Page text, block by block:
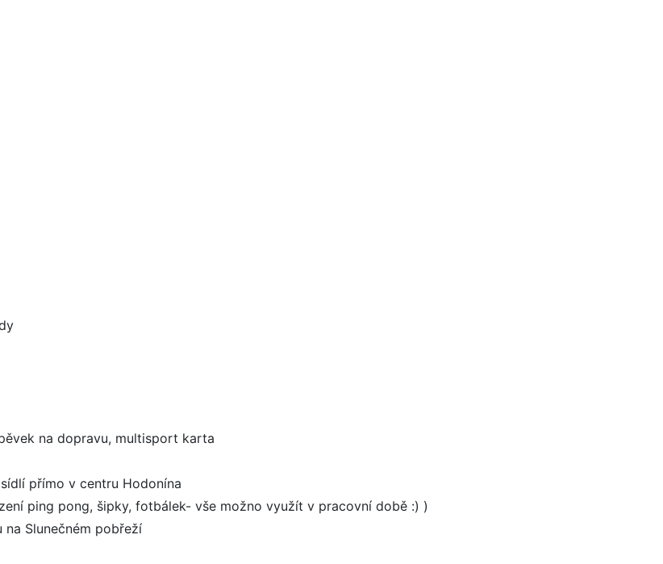
na dopravu, multisport karta
přímo v centru Hodonína
ping pong, šipky, fotbálek- vše možno využít v pracovní době :) )
na Slunečném pobřeží